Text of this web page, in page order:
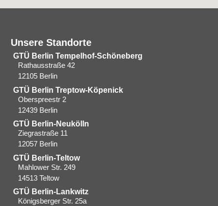
Unsere Standorte
GTÜ Berlin Tempelhof-Schöneberg
Rathausstraße 42
12105 Berlin
GTÜ Berlin Treptow-Köpenick
Oberspreestr 2
12439 Berlin​
GTÜ Berlin-Neukölln
Ziegrastraße 11
12057 Berlin
GTÜ Berlin-Teltow
Mahlower Str. 249
14513 Teltow
GTÜ Berlin-Lankwitz
Königsberger Str. 25a